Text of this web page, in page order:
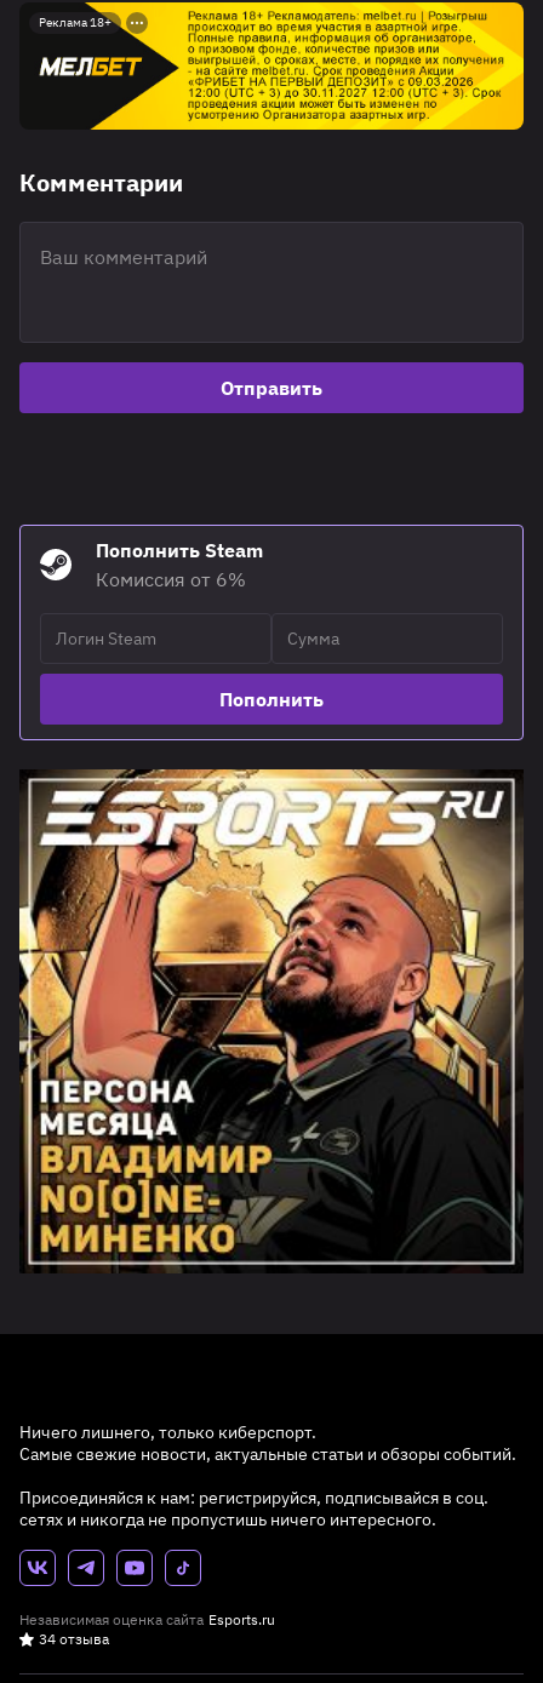
Реклама 18+
Комментарии
Отправить
Пополнить Steam
Комиссия от 6%
Пополнить
Ничего лишнего, только киберспорт.
Самые свежие новости, актуальные статьи и обзоры событий.
Присоединяйся к нам: регистрируйся, подписывайся в соц.
сетях и никогда не пропустишь ничего интересного.
Независимая оценка сайта Esports.ru
34 отзыва